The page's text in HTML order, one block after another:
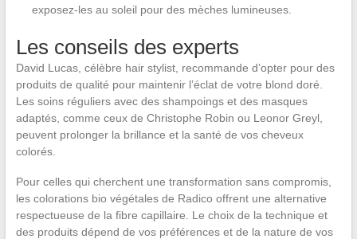
exposez-les au soleil pour des mèches lumineuses.
Les conseils des experts
David Lucas, célèbre hair stylist, recommande d’opter pour des
produits de qualité pour maintenir l’éclat de votre blond doré.
Les soins réguliers avec des shampoings et des masques
adaptés, comme ceux de Christophe Robin ou Leonor Greyl,
peuvent prolonger la brillance et la santé de vos cheveux
colorés.
Pour celles qui cherchent une transformation sans compromis,
les colorations bio végétales de Radico offrent une alternative
respectueuse de la fibre capillaire. Le choix de la technique et
des produits dépend de vos préférences et de la nature de vos